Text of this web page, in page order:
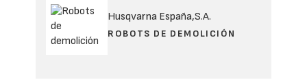
Husqvarna España,S.A.
ROBOTS DE DEMOLICIÓN